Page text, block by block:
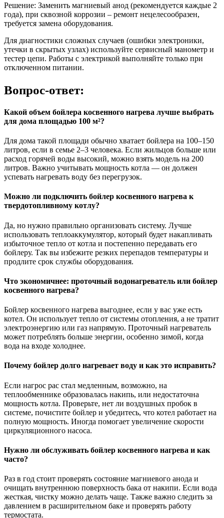
Решение: Заменить магниевый анод (рекомендуется каждые 2
года), при сквозной коррозии – ремонт нецелесообразен,
требуется замена оборудования.
Для диагностики сложных случаев (ошибки электроники,
утечки в скрытых узлах) используйте сервисный манометр и
тестер цепи. Работы с электрикой выполняйте только при
отключенном питании.
Вопрос-ответ:
Какой объем бойлера косвенного нагрева лучше выбрать
для дома площадью 100 м²?
Для дома такой площади обычно хватает бойлера на 100–150
литров, если в семье 2–3 человека. Если жильцов больше или
расход горячей воды высокий, можно взять модель на 200
литров. Важно учитывать мощность котла — он должен
успевать нагревать воду без перегрузок.
Можно ли подключить бойлер косвенного нагрева к
твердотопливному котлу?
Да, но нужно правильно организовать систему. Лучше
использовать теплоаккумулятор, который будет накапливать
избыточное тепло от котла и постепенно передавать его
бойлеру. Так вы избежите резких перепадов температуры и
продлите срок службы оборудования.
Что экономичнее: проточный водонагреватель или бойлер
косвенного нагрева?
Бойлер косвенного нагрева выгоднее, если у вас уже есть
котел. Он использует тепло от системы отопления, а не тратит
электроэнергию или газ напрямую. Проточный нагреватель
может потреблять больше энергии, особенно зимой, когда
вода на входе холоднее.
Почему бойлер долго нагревает воду и как это исправить?
Если нагрос рас стал медленным, возможно, на
теплообменнике образовалась накипь, или недостаточна
мощность котла. Проверьте, нет ли воздушных пробок в
системе, почистите бойлер и убедитесь, что котел работает на
полную мощность. Иногда помогает увеличение скорости
циркуляционного насоса.
Нужно ли обслуживать бойлер косвенного нагрева и как
часто?
Раз в год стоит проверять состояние магниевого анода и
очищать внутреннюю поверхность бака от накипи. Если вода
жесткая, чистку можно делать чаще. Также важно следить за
давлением в расширительном баке и проверять работу
термостата.